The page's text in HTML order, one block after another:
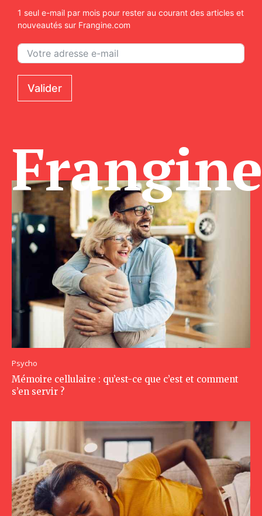
1 seul e-mail par mois pour rester au courant des articles et
nouveautés sur Frangine.com
Valider
Psycho
Mémoire cellulaire : qu’est-ce que c’est et comment
s’en servir ?